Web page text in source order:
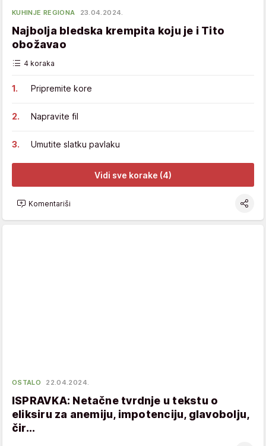
KUHINJE REGIONA 23.04.2024.
Najbolja bledska krempita koju je i Tito
obožavao
4 koraka
Pripremite kore
Napravite fil
Umutite slatku pavlaku
Vidi sve korake (4)
Komentariši
OSTALO 22.04.2024.
ISPRAVKA: Netačne tvrdnje u tekstu o
eliksiru za anemiju, impotenciju, glavobolju,
čir...